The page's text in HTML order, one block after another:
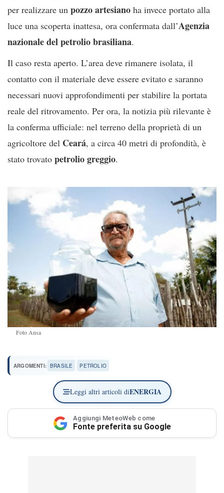
per realizzare un pozzo artesiano ha invece portato alla
luce una scoperta inattesa, ora confermata dall’Agenzia
nazionale del petrolio brasiliana.
Il caso resta aperto. L’area deve rimanere isolata, il
contatto con il materiale deve essere evitato e saranno
necessari nuovi approfondimenti per stabilire la portata
reale del ritrovamento. Per ora, la notizia più rilevante è
la conferma ufficiale: nel terreno della proprietà di un
agricoltore del Ceará, a circa 40 metri di profondità, è
stato trovato petrolio greggio.
Foto Ansa
ARGOMENTI: BRASILE PETROLIO
Leggi altri articoli diENERGIA
Aggiungi MeteoWeb come
Fonte preferita su Google